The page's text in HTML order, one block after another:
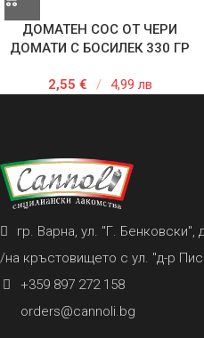
ДОМАТЕН СОС ОТ ЧЕРИ
ДОМАТИ С БОСИЛЕК 330 ГР
2,55 € / 4,99 лв
гр. Варна, ул. "Г. Бенковски",
/на кръстовището с ул. "д-р
+359 897 272 158
orders@cannoli.bg